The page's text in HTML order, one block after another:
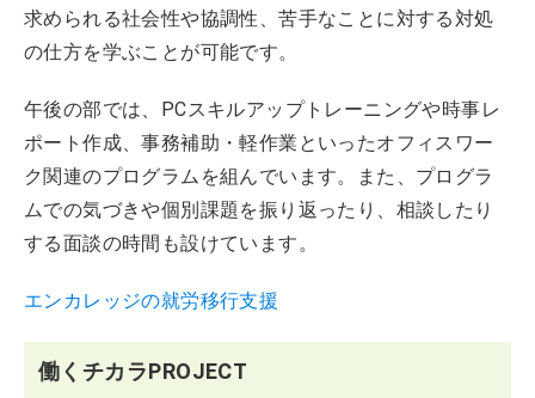
求められる社会性や協調性、苦手なことに対する対処
の仕方を学ぶことが可能です。
午後の部では、PCスキルアップトレーニングや時事レ
ポート作成、事務補助・軽作業といったオフィスワー
ク関連のプログラムを組んでいます。また、プログラ
ムでの気づきや個別課題を振り返ったり、相談したり
する面談の時間も設けています。
エンカレッジの就労移行支援
働くチカラPROJECT